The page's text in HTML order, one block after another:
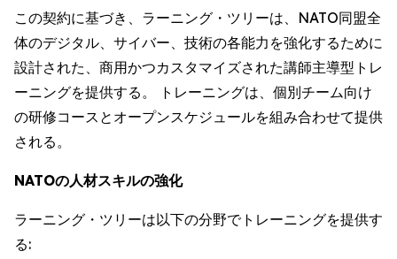
この契約に基づき、ラーニング・ツリーは、NATO同盟全
体のデジタル、サイバー、技術の各能力を強化するために
設計された、商用かつカスタマイズされた講師主導型トレ
ーニングを提供する。 トレーニングは、個別チーム向け
の研修コースとオープンスケジュールを組み合わせて提供
される。
NATOの人材スキルの強化
ラーニング・ツリーは以下の分野でトレーニングを提供す
る: